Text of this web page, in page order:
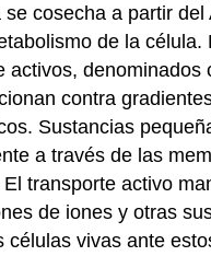
cosecha a partir del
de la célula.
activos, denominados
contra
Sustancias
a través de las
transporte activo
de iones y otras
células vivas ante